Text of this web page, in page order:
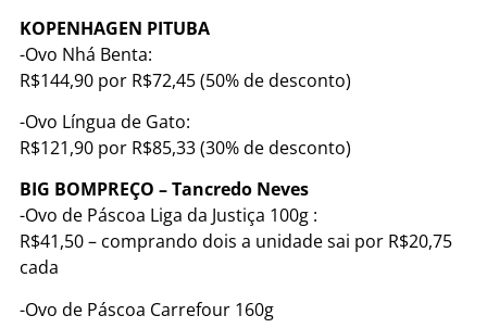
KOPENHAGEN PITUBA
-Ovo Nhá Benta:
R$144,90 por R$72,45 (50% de desconto)
-Ovo Língua de Gato:
R$121,90 por R$85,33 (30% de desconto)
BIG BOMPREÇO – Tancredo Neves
-Ovo de Páscoa Liga da Justiça 100g :
R$41,50 – comprando dois a unidade sai por R$20,75
cada
-Ovo de Páscoa Carrefour 160g